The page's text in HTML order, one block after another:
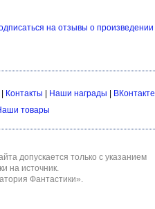
на отзывы о произведении
Контакты | Наши награды | ВКонтакте
товары
допускается только с указанием
на источник.
Фантастики»